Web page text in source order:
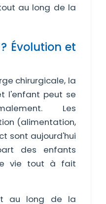
au long de la
Évolution et
chirurgicale, la
l'enfant peut se
Les
(alimentation,
sont aujourd'hui
des enfants
vie tout à fait
au long de la